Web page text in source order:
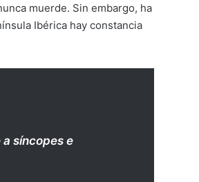
muerde. Sin embargo, ha
Ibérica hay constancia
síncopes e